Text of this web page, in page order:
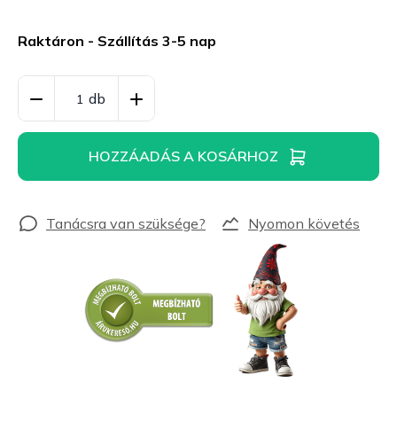
Raktáron - Szállítás 3-5 nap
HOZZÁADÁS A KOSÁRHOZ
Nyomon követés